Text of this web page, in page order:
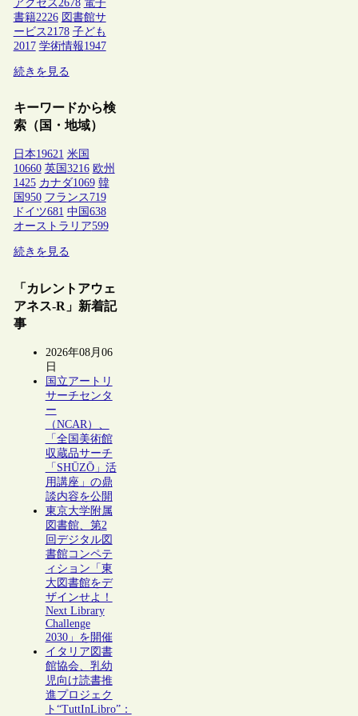
アクセス 2678 電子
書籍2226 図書館サ
ービス 2178 子ども
2017 学術情報1947
続きを見る
キーワードから検
索（国・地域）
日本19621 米国
10660 英国 3216 欧州
1425 カナダ1069 韓
国 950 フランス 719
ドイツ681 中国 638
オーストラリア599
続きを見る
「カレントアウェ
アネス-R」新着記
事
2026年08月06
日
国立アートリ
サーチセンタ
ー
（NCAR）、
「全国美術館
収蔵品サーチ
「SHŪZŌ」活
用講座」の鼎
談内容を公開
東京大学附属
図書館、第2
回デジタル図
書館コンペテ
ィション「東
大図書館をデ
ザインせよ！
Next Library
Challenge
2030」を開催
イタリア図書
館協会、乳幼
児向け読書推
進プロジェク
ト“TuttInLibro”：